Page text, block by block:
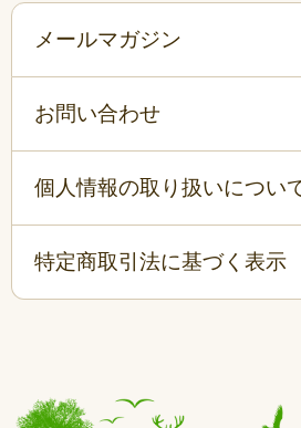
メールマガジン
お問い合わせ
個人情報の取り扱いについ
特定商取引法に基づく表示